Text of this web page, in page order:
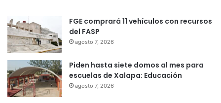
FGE comprará 11 vehículos con recursos
del FASP
agosto 7, 2026
Piden hasta siete domos al mes para
escuelas de Xalapa: Educación
agosto 7, 2026